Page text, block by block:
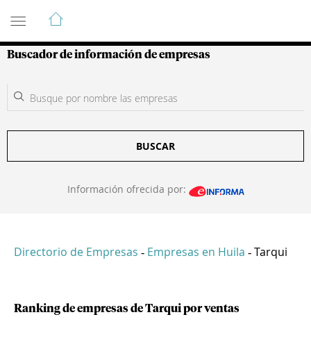
Guía de Empresas Colombianas
Buscador de información de empresas
BUSCAR
Información ofrecida por:
Directorio de Empresas - Empresas en Huila - Tarqui
Ranking de empresas de Tarqui por ventas